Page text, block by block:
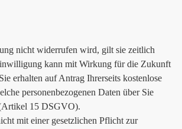
nicht widerrufen wird, gilt sie zeitlich
kann mit Wirkung für die Zukunft
erhalten auf Antrag Ihrerseits kostenlose
personenbezogenen Daten über Sie
15 DSGVO).
mit einer gesetzlichen Pflicht zur